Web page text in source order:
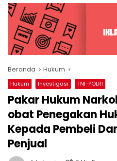
Beranda Hukum
Hukum Investigasi TNI-POLRI
Pakar Hukum
obat Penegakan
Kepada Pembeli
Penjual